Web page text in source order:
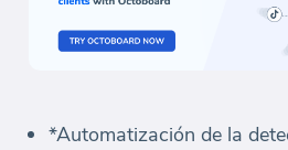
*Automatización de la